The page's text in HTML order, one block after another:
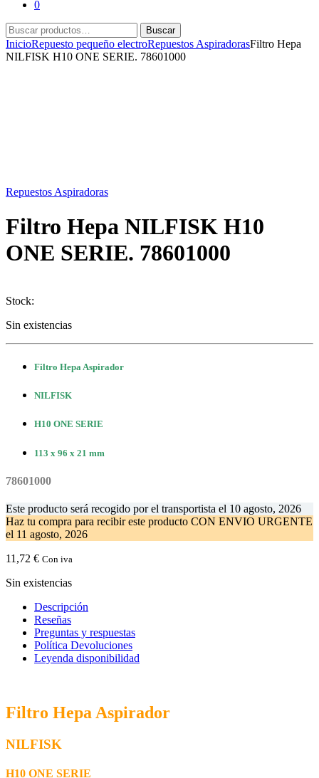
0
Buscar
por:
Buscar
InicioRepuesto pequeño electroRepuestos AspiradorasFiltro Hepa
NILFISK H10 ONE SERIE. 78601000
Repuestos Aspiradoras
Filtro Hepa NILFISK H10
ONE SERIE. 78601000
Stock:
Sin existencias
Filtro Hepa Aspirador
NILFISK
H10 ONE SERIE
113 x 96 x 21 mm
78601000
Este producto será recogido por el transportista el 10 agosto, 2026
Haz tu compra para recibir este producto CON ENVIO URGENTE
el 11 agosto, 2026
11,72 € Con iva
Sin existencias
Descripción
Reseñas
Preguntas y respuestas
Política Devoluciones
Leyenda disponibilidad
Filtro Hepa Aspirador
NILFISK
H10 ONE SERIE